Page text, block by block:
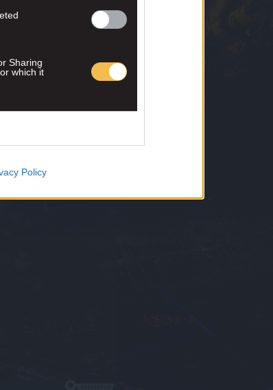
Sharing
which it
Policy